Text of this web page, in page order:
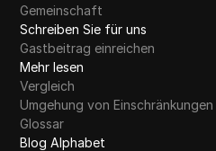
Gemeinschaft
Schreiben Sie für uns
Gastbeitrag einreichen
Mehr lesen
Vergleich
Umgehung von Einschränkungen
Glossar
Blog Alphabet